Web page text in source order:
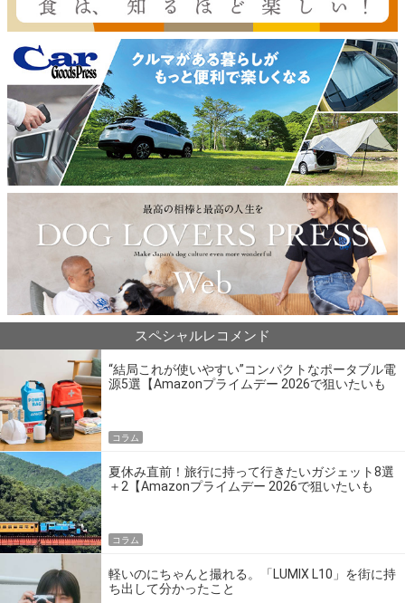
スペシャルレコメンド
“結局これが使いやすい”コンパクトなポータブル電
源5選【Amazonプライムデー 2026で狙いたいも
コラム
夏休み直前！旅行に持って行きたいガジェット8選
＋2【Amazonプライムデー 2026で狙いたいも
コラム
軽いのにちゃんと撮れる。「LUMIX L10」を街に持
ち出して分かったこと